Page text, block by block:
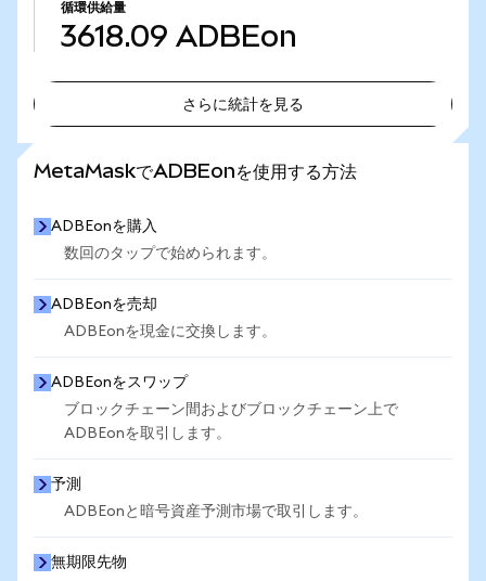
循環供給量
3618.09 ADBEon
さらに統計を見る
MetaMaskでADBEonを使用する方法
ADBEonを購入
数回のタップで始められます。
ADBEonを売却
ADBEonを現金に交換します。
ADBEonをスワップ
ブロックチェーン間およびブロックチェーン上で
ADBEonを取引します。
予測
ADBEonと暗号資産予測市場で取引します。
無期限先物